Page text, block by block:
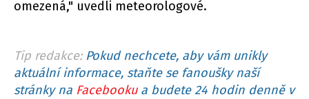
omezená," uvedli meteorologové.
Tip redakce: Pokud nechcete, aby vám unikly
aktuální informace, staňte se fanoušky naší
stránky na Facebookua budete 24 hodin denně v